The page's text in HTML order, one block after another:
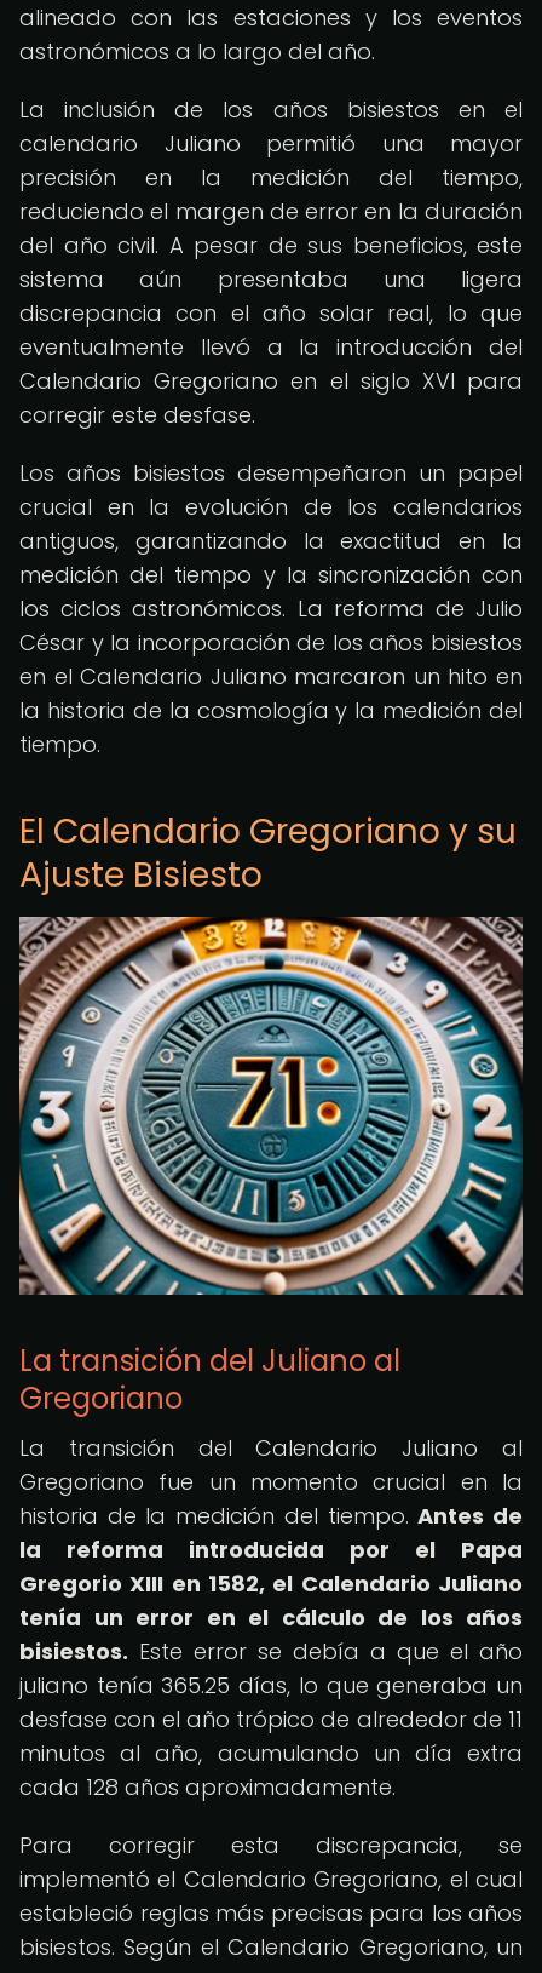
alineado con las estaciones y los eventos
astronómicos a lo largo del año.
La inclusión de los años bisiestos en el
calendario Juliano permitió una mayor
precisión en la medición del tiempo,
reduciendo el margen de error en la duración
del año civil. A pesar de sus beneficios, este
sistema aún presentaba una ligera
discrepancia con el año solar real, lo que
eventualmente llevó a la introducción del
Calendario Gregoriano en el siglo XVI para
corregir este desfase.
Los años bisiestos desempeñaron un papel
crucial en la evolución de los calendarios
antiguos, garantizando la exactitud en la
medición del tiempo y la sincronización con
los ciclos astronómicos. La reforma de Julio
César y la incorporación de los años bisiestos
en el Calendario Juliano marcaron un hito en
la historia de la cosmología y la medición del
tiempo.
El Calendario Gregoriano y su
Ajuste Bisiesto
La transición del Juliano al
Gregoriano
La transición del Calendario Juliano al
Gregoriano fue un momento crucial en la
historia de la medición del tiempo.Antes de
la reforma introducida por el Papa
Gregorio XIII en 1582, el Calendario Juliano
tenía un error en el cálculo de los años
bisiestos. Este error se debía a que el año
juliano tenía 365.25 días, lo que generaba un
desfase con el año trópico de alrededor de 11
minutos al año, acumulando un día extra
cada 128 años aproximadamente.
Para corregir esta discrepancia, se
implementó el Calendario Gregoriano, el cual
estableció reglas más precisas para los años
bisiestos. Según el Calendario Gregoriano, un